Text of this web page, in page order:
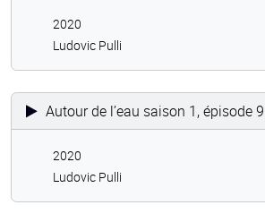
2020
Ludovic Pulli
Autour de l’eau saison 1, épisode 9
2020
Ludovic Pulli